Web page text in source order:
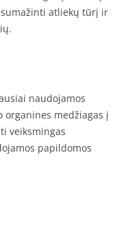
atliekų tūrį ir
naudojamos
organines medžiagas į
veiksmingas
papildomos